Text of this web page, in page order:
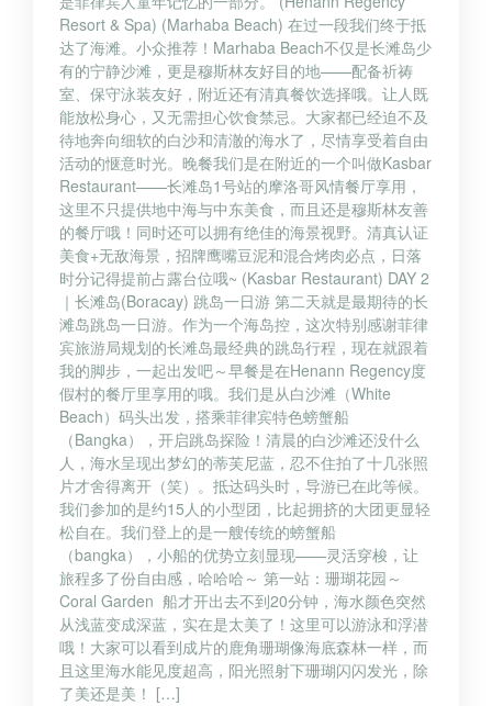
Resort & Spa) (Marhaba Beach) 在过一段我们终于抵
达了海滩。小众推荐！Marhaba Beach不仅是长滩岛少
有的宁静沙滩，更是穆斯林友好目的地——配备祈祷
室、保守泳装友好，附近还有清真餐饮选择哦。让人既
能放松身心，又无需担心饮食禁忌。大家都已经迫不及
待地奔向细软的白沙和清澈的海水了，尽情享受着自由
活动的惬意时光。晚餐我们是在附近的一个叫做Kasbar
Restaurant——长滩岛1号站的摩洛哥风情餐厅享用，
这里不只提供地中海与中东美食，而且还是穆斯林友善
的餐厅哦！同时还可以拥有绝佳的海景视野。清真认证
美食+无敌海景，招牌鹰嘴豆泥和混合烤肉必点，日落
时分记得提前占露台位哦~ (Kasbar Restaurant) DAY 2
｜长滩岛(Boracay) 跳岛一日游 第二天就是最期待的长
滩岛跳岛一日游。作为一个海岛控，这次特别感谢菲律
宾旅游局规划的长滩岛最经典的跳岛行程，现在就跟着
我的脚步，一起出发吧～早餐是在Henann Regency度
假村的餐厅里享用的哦。我们是从白沙滩（White
Beach）码头出发，搭乘菲律宾特色螃蟹船
（Bangka），开启跳岛探险！清晨的白沙滩还没什么
人，海水呈现出梦幻的蒂芙尼蓝，忍不住拍了十几张照
片才舍得离开（笑）。抵达码头时，导游已在此等候。
我们参加的是约15人的小型团，比起拥挤的大团更显轻
松自在。我们登上的是一艘传统的螃蟹船
（bangka），小船的优势立刻显现——灵活穿梭，让
旅程多了份自由感，哈哈哈～ 第一站：珊瑚花园～
Coral Garden 船才开出去不到20分钟，海水颜色突然
从浅蓝变成深蓝，实在是太美了！这里可以游泳和浮潜
哦！大家可以看到成片的鹿角珊瑚像海底森林一样，而
且这里海水能见度超高，阳光照射下珊瑚闪闪发光，除
了美还是美！ […]